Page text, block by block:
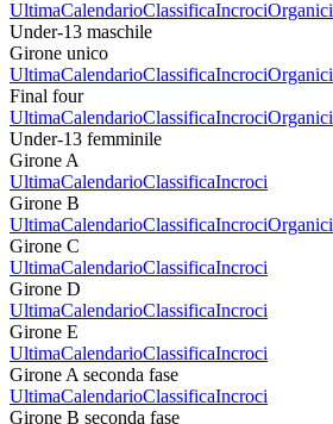
UltimaCalendarioClassificaIncrociOrganici
Under-13 maschile
Girone unico
UltimaCalendarioClassificaIncrociOrganici
Final four
UltimaCalendarioClassificaIncrociOrganici
Under-13 femminile
Girone A
UltimaCalendarioClassificaIncroci
Girone B
UltimaCalendarioClassificaIncrociOrganici
Girone C
UltimaCalendarioClassificaIncroci
Girone D
UltimaCalendarioClassificaIncroci
Girone E
UltimaCalendarioClassificaIncroci
Girone A seconda fase
UltimaCalendarioClassificaIncroci
Girone B seconda fase